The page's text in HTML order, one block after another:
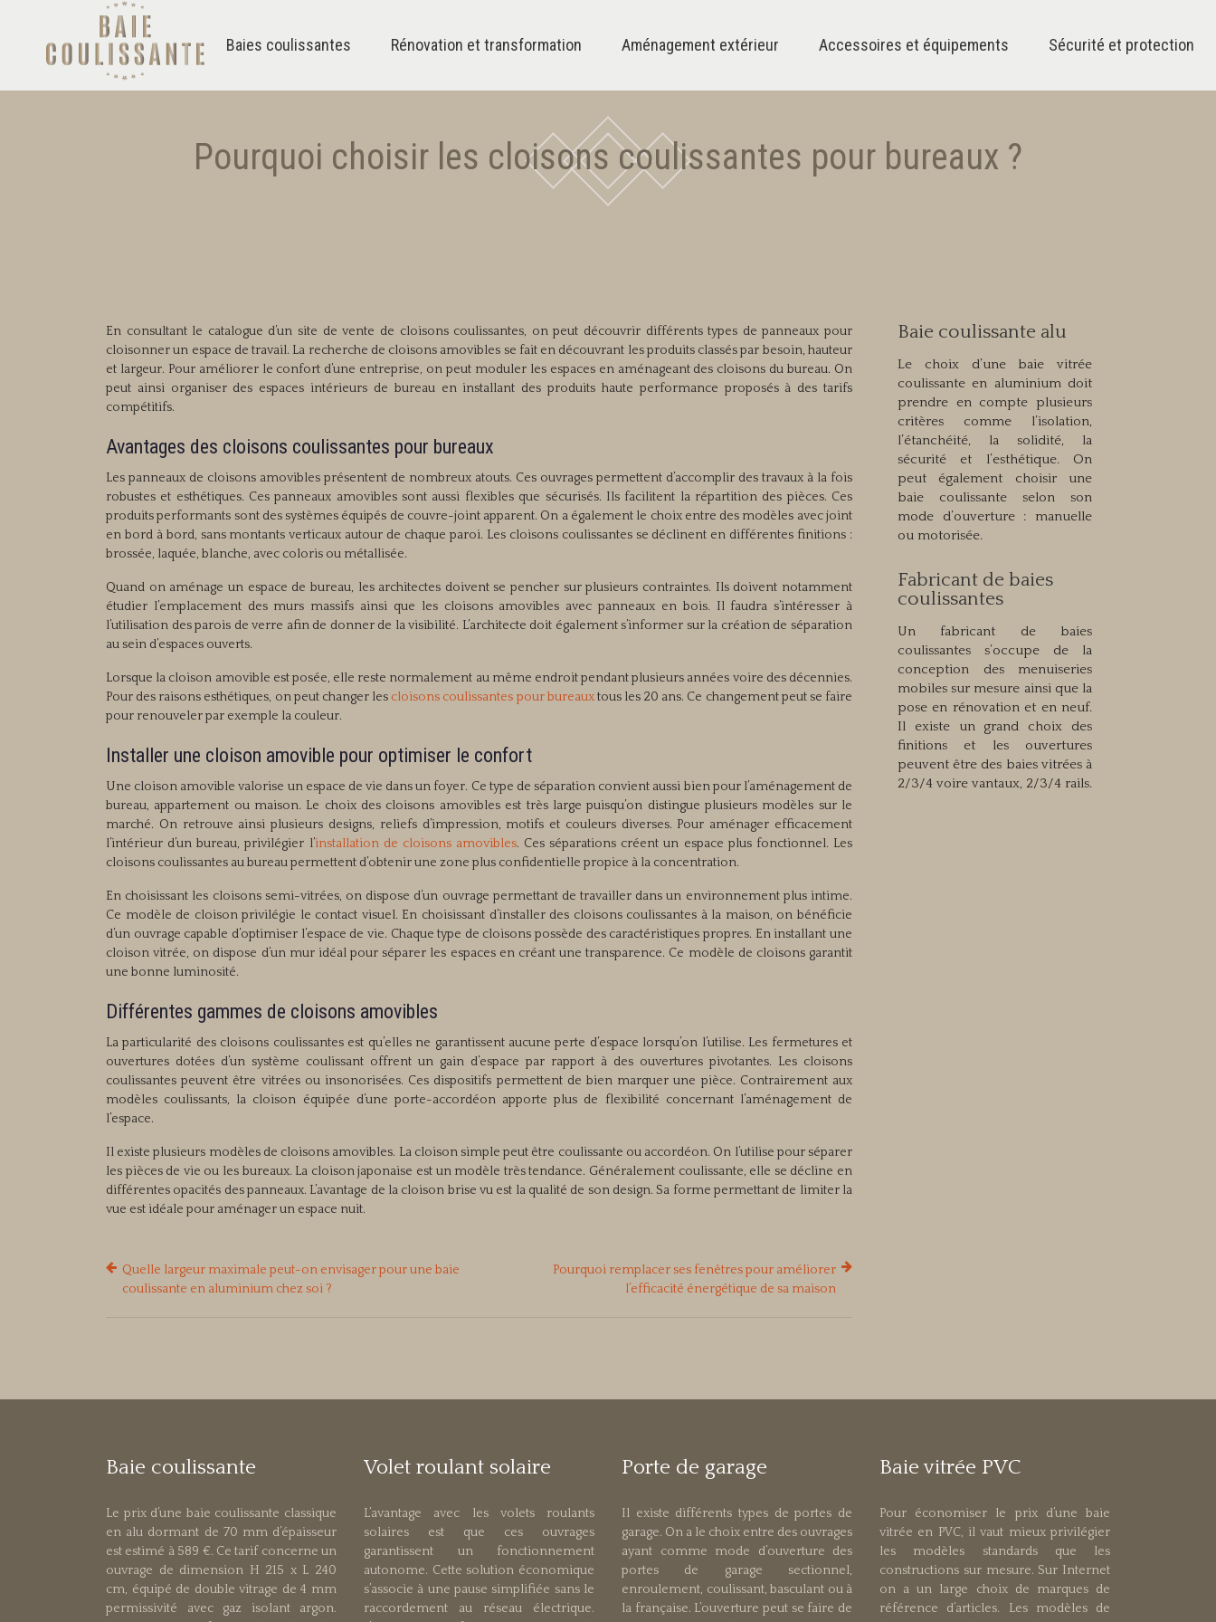
Baies coulissantes Rénovation et transformation Aménagement extérieur Accessoires et équipements Sécurité et protection
Pourquoi choisir les cloisons coulissantes pour bureaux ?
En consultant le catalogue d’un site de vente de cloisons coulissantes, on peut découvrir différents types de panneaux pour
cloisonner un espace de travail. La recherche de cloisons amovibles se fait en découvrant les produits classés par besoin, hauteur
et largeur. Pour améliorer le confort d’une entreprise, on peut moduler les espaces en aménageant des cloisons du bureau. On
peut ainsi organiser des espaces intérieurs de bureau en installant des produits haute performance proposés à des tarifs
compétitifs.
Avantages des cloisons coulissantes pour bureaux
Les panneaux de cloisons amovibles présentent de nombreux atouts. Ces ouvrages permettent d’accomplir des travaux à la fois
robustes et esthétiques. Ces panneaux amovibles sont aussi flexibles que sécurisés. Ils facilitent la répartition des pièces. Ces
produits performants sont des systèmes équipés de couvre-joint apparent. On a également le choix entre des modèles avec joint
en bord à bord, sans montants verticaux autour de chaque paroi. Les cloisons coulissantes se déclinent en différentes finitions :
brossée, laquée, blanche, avec coloris ou métallisée.
Quand on aménage un espace de bureau, les architectes doivent se pencher sur plusieurs contraintes. Ils doivent notamment
étudier l’emplacement des murs massifs ainsi que les cloisons amovibles avec panneaux en bois. Il faudra s’intéresser à
l’utilisation des parois de verre afin de donner de la visibilité. L’architecte doit également s’informer sur la création de séparation
au sein d’espaces ouverts.
Lorsque la cloison amovible est posée, elle reste normalement au même endroit pendant plusieurs années voire des décennies.
Pour des raisons esthétiques, on peut changer les cloisons coulissantes pour bureauxtous les 20 ans. Ce changement peut se faire
pour renouveler par exemple la couleur.
Installer une cloison amovible pour optimiser le confort
Une cloison amovible valorise un espace de vie dans un foyer. Ce type de séparation convient aussi bien pour l’aménagement de
bureau, appartement ou maison. Le choix des cloisons amovibles est très large puisqu’on distingue plusieurs modèles sur le
marché. On retrouve ainsi plusieurs designs, reliefs d’impression, motifs et couleurs diverses. Pour aménager efficacement
l’intérieur d’un bureau, privilégier l’installation de cloisons amovibles. Ces séparations créent un espace plus fonctionnel. Les
cloisons coulissantes au bureau permettent d’obtenir une zone plus confidentielle propice à la concentration.
En choisissant les cloisons semi-vitrées, on dispose d’un ouvrage permettant de travailler dans un environnement plus intime.
Ce modèle de cloison privilégie le contact visuel. En choisissant d’installer des cloisons coulissantes à la maison, on bénéficie
d’un ouvrage capable d’optimiser l’espace de vie. Chaque type de cloisons possède des caractéristiques propres. En installant une
cloison vitrée, on dispose d’un mur idéal pour séparer les espaces en créant une transparence. Ce modèle de cloisons garantit
une bonne luminosité.
Différentes gammes de cloisons amovibles
La particularité des cloisons coulissantes est qu’elles ne garantissent aucune perte d’espace lorsqu’on l’utilise. Les fermetures et
ouvertures dotées d’un système coulissant offrent un gain d’espace par rapport à des ouvertures pivotantes. Les cloisons
coulissantes peuvent être vitrées ou insonorisées. Ces dispositifs permettent de bien marquer une pièce. Contrairement aux
modèles coulissants, la cloison équipée d’une porte-accordéon apporte plus de flexibilité concernant l’aménagement de
l’espace.
Il existe plusieurs modèles de cloisons amovibles. La cloison simple peut être coulissante ou accordéon. On l’utilise pour séparer
les pièces de vie ou les bureaux. La cloison japonaise est un modèle très tendance. Généralement coulissante, elle se décline en
différentes opacités des panneaux. L’avantage de la cloison brise vu est la qualité de son design. Sa forme permettant de limiter la
vue est idéale pour aménager un espace nuit.
Quelle largeur maximale peut-on envisager pour une baie
coulissante en aluminium chez soi ?
Pourquoi remplacer ses fenêtres pour améliorer
l’efficacité énergétique de sa maison
Baie coulissante alu
Le choix d’une baie vitrée
coulissante en aluminium doit
prendre en compte plusieurs
critères comme l’isolation,
l’étanchéité, la solidité, la
sécurité et l’esthétique. On
peut également choisir une
baie coulissante selon son
mode d’ouverture : manuelle
ou motorisée.
Fabricant de baies
coulissantes
Un fabricant de baies
coulissantes s’occupe de la
conception des menuiseries
mobiles sur mesure ainsi que la
pose en rénovation et en neuf.
Il existe un grand choix des
finitions et les ouvertures
peuvent être des baies vitrées à
2/3/4 voire vantaux, 2/3/4 rails.
Baie coulissante
Le prix d’une baie coulissante classique
en alu dormant de 70 mm d’épaisseur
est estimé à 589 €. Ce tarif concerne un
ouvrage de dimension H 215 x L 240
cm, équipé de double vitrage de 4 mm
permissivité avec gaz isolant argon.
Volet roulant solaire
L’avantage avec les volets roulants
solaires est que ces ouvrages
garantissent un fonctionnement
autonome. Cette solution économique
s’associe à une pause simplifiée sans le
raccordement au réseau électrique.
Porte de garage
Il existe différents types de portes de
garage. On a le choix entre des ouvrages
ayant comme mode d’ouverture des
portes de garage sectionnel,
enroulement, coulissant, basculant ou à
la française. L’ouverture peut se faire de
Baie vitrée PVC
Pour économiser le prix d’une baie
vitrée en PVC, il vaut mieux privilégier
les modèles standards que les
constructions sur mesure. Sur Internet
on a un large choix de marques de
référence d’articles. Les modèles de